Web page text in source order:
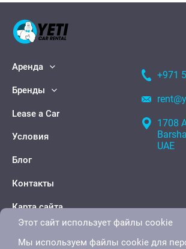
Аренда
Бренды
Lease a Car
Условия
Блог
Контакты
Карта сайта
+971
1708
UAE
Этот сайт использует файлы cookie
Мы используем файлы cookie для